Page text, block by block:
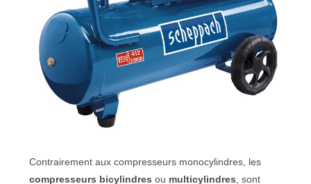
Contrairement aux compresseurs monocylindres, les
compresseurs bicylindres ou multicylindres , sont